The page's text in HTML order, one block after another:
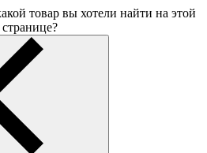
товар вы хотели найти на этой
странице?